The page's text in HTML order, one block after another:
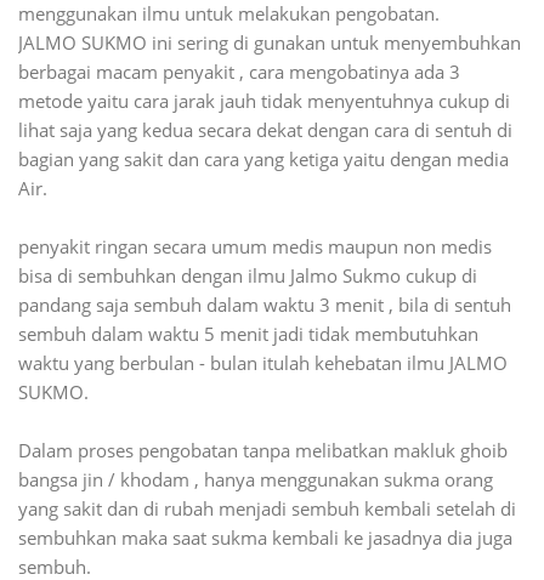
menggunakan ilmu untuk melakukan pengobatan.
JALMO SUKMO ini sering di gunakan untuk menyembuhkan
berbagai macam penyakit , cara mengobatinya ada 3
metode yaitu cara jarak jauh tidak menyentuhnya cukup di
lihat saja yang kedua secara dekat dengan cara di sentuh di
bagian yang sakit dan cara yang ketiga yaitu dengan media
Air.
penyakit ringan secara umum medis maupun non medis
bisa di sembuhkan dengan ilmu Jalmo Sukmo cukup di
pandang saja sembuh dalam waktu 3 menit , bila di sentuh
sembuh dalam waktu 5 menit jadi tidak membutuhkan
waktu yang berbulan - bulan itulah kehebatan ilmu JALMO
SUKMO.
Dalam proses pengobatan tanpa melibatkan makluk ghoib
bangsa jin / khodam , hanya menggunakan sukma orang
yang sakit dan di rubah menjadi sembuh kembali setelah di
sembuhkan maka saat sukma kembali ke jasadnya dia juga
sembuh.